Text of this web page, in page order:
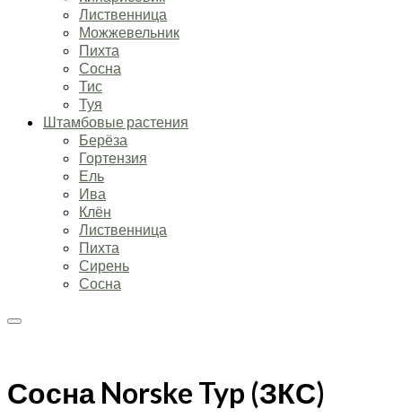
Лиственница
Можжевельник
Пихта
Сосна
Тис
Туя
Штамбовые растения
Берёза
Гортензия
Ель
Ива
Клён
Лиственница
Пихта
Сирень
Сосна
Сосна Norske Typ (ЗКС)